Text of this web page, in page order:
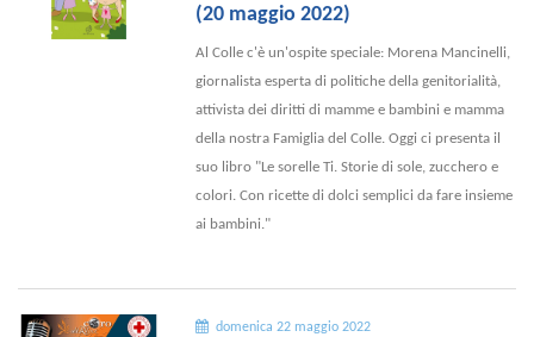
(20 maggio 2022)
Al Colle c'è un'ospite speciale: Morena Mancinelli,
giornalista esperta di politiche della genitorialità,
attivista dei diritti di mamme e bambini e mamma
della nostra Famiglia del Colle. Oggi ci presenta il
suo libro "Le sorelle Ti. Storie di sole, zucchero e
colori. Con ricette di dolci semplici da fare insieme
ai bambini."
domenica 22 maggio 2022